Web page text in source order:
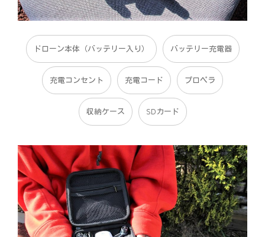
ドローン本体（バッテリー入り） バッテリー充電器
充電コンセント 充電コード プロペラ
収納ケース SDカード